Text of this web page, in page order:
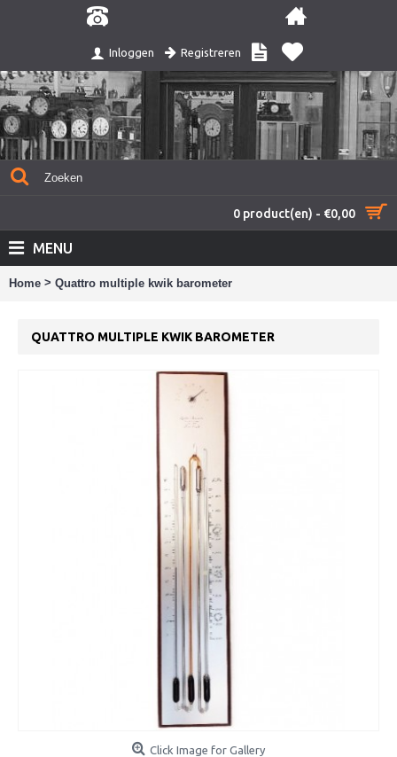
Inloggen Registreren
0 product(en) - €0,00
MENU
Home > Quattro multiple kwik barometer
QUATTRO MULTIPLE KWIK BAROMETER
Click Image for Gallery